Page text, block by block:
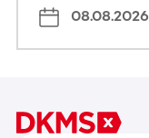
08.08.2026